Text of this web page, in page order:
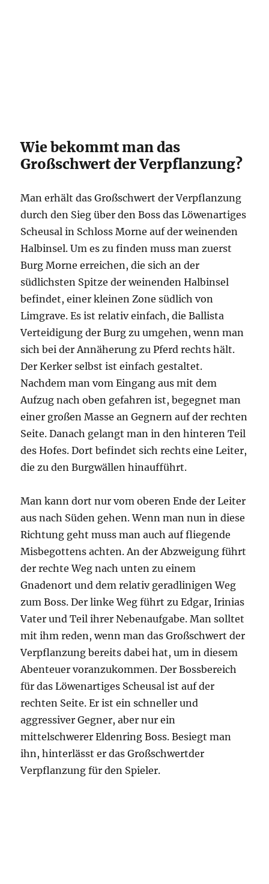
Wie bekommt man das
Großschwert der Verpflanzung?
Man erhält das Großschwert der Verpflanzung
durch den Sieg über den Boss das Löwenartiges
Scheusal in Schloss Morne auf der weinenden
Halbinsel. Um es zu finden muss man zuerst
Burg Morne erreichen, die sich an der
südlichsten Spitze der weinenden Halbinsel
befindet, einer kleinen Zone südlich von
Limgrave. Es ist relativ einfach, die Ballista
Verteidigung der Burg zu umgehen, wenn man
sich bei der Annäherung zu Pferd rechts hält.
Der Kerker selbst ist einfach gestaltet.
Nachdem man vom Eingang aus mit dem
Aufzug nach oben gefahren ist, begegnet man
einer großen Masse an Gegnern auf der rechten
Seite. Danach gelangt man in den hinteren Teil
des Hofes. Dort befindet sich rechts eine Leiter,
die zu den Burgwällen hinaufführt.
Man kann dort nur vom oberen Ende der Leiter
aus nach Süden gehen. Wenn man nun in diese
Richtung geht muss man auch auf fliegende
Misbegottens achten. An der Abzweigung führt
der rechte Weg nach unten zu einem
Gnadenort und dem relativ geradlinigen Weg
zum Boss. Der linke Weg führt zu Edgar, Irinias
Vater und Teil ihrer Nebenaufgabe. Man solltet
mit ihm reden, wenn man das Großschwert der
Verpflanzung bereits dabei hat, um in diesem
Abenteuer voranzukommen. Der Bossbereich
für das Löwenartiges Scheusal ist auf der
rechten Seite. Er ist ein schneller und
aggressiver Gegner, aber nur ein
mittelschwerer Eldenring Boss. Besiegt man
ihn, hinterlässt er das Großschwertder
Verpflanzung für den Spieler.